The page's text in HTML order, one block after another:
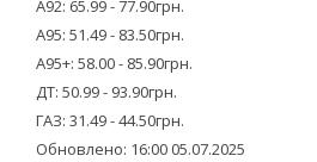
А92: 65.99 - 77.90грн.
А95: 51.49 - 83.50грн.
А95+: 58.00 - 85.90грн.
ДТ: 50.99 - 93.90грн.
ГАЗ: 31.49 - 44.50грн.
Обновлено: 16:00 05.07.2025